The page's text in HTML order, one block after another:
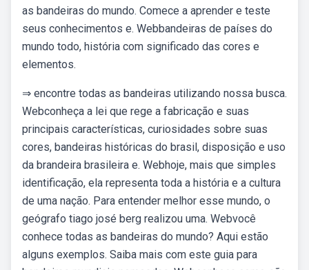
as bandeiras do mundo. Comece a aprender e teste
seus conhecimentos e. Webbandeiras de países do
mundo todo, história com significado das cores e
elementos.
⇒ encontre todas as bandeiras utilizando nossa busca.
Webconheça a lei que rege a fabricação e suas
principais características, curiosidades sobre suas
cores, bandeiras históricas do brasil, disposição e uso
da brandeira brasileira e. Webhoje, mais que simples
identificação, ela representa toda a história e a cultura
de uma nação. Para entender melhor esse mundo, o
geógrafo tiago josé berg realizou uma. Webvocê
conhece todas as bandeiras do mundo? Aqui estão
alguns exemplos. Saiba mais com este guia para